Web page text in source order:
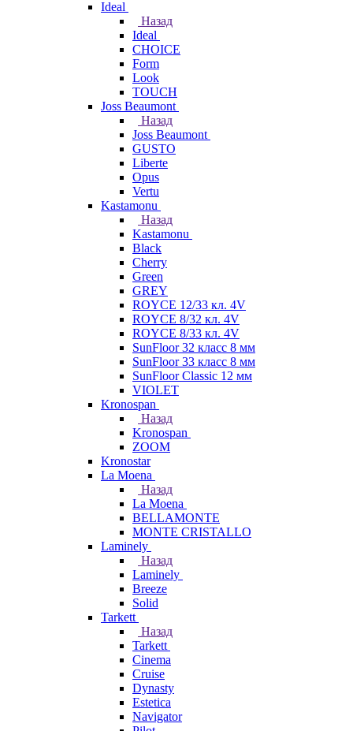
Ideal
Назад
Ideal
CHOICE
Form
Look
TOUCH
Joss Beaumont
Назад
Joss Beaumont
GUSTO
Liberte
Opus
Vertu
Kastamonu
Назад
Kastamonu
Black
Cherry
Green
GREY
ROYCE 12/33 кл. 4V
ROYCE 8/32 кл. 4V
ROYCE 8/33 кл. 4V
SunFloor 32 класс 8 мм
SunFloor 33 класс 8 мм
SunFloor Classic 12 мм
VIOLET
Kronospan
Назад
Kronospan
ZOOM
Kronostar
La Moena
Назад
La Moena
BELLAMONTE
MONTE CRISTALLO
Laminely
Назад
Laminely
Breeze
Solid
Tarkett
Назад
Tarkett
Cinema
Cruise
Dynasty
Estetica
Navigator